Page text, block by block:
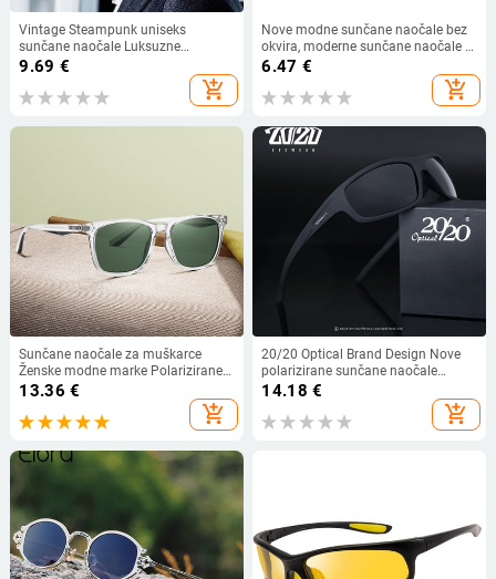
Vintage Steampunk uniseks
sunčane naočale Luksuzne
dizajnerske punk naočale Romb
muškarce i žene
9.69 €
add_shopping_cart
Nove modne sunčane naočale bez
okvira, moderne sunčane naočale u
Europi i Americi
6.47 €
add_shopping_cart
Sunčane naočale za muškarce
Ženske modne marke Polarizirane
UV400 leće 2023 Luksuzne
sunčane naočale Vintage naočale
za vožnju na otvorenom Besplatna
13.36 €
add_shopping_cart
20/20 Optical Brand Design Nove
polarizirane sunčane naočale
Muške modne muške naočale
Sunčane naočale Putovanje Ribolov
Oculos PL66 s kutijom
14.18 €
add_shopping_cart